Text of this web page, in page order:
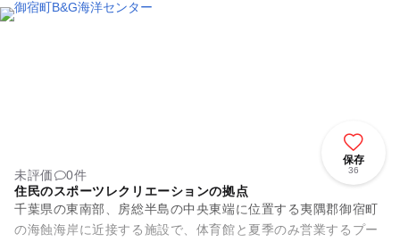
保存
36
未評価
0件
住民のスポーツレクリエーションの拠点
千葉県の東南部、房総半島の中央東端に位置する夷隅郡御宿町
の海蝕海岸に近接する施設で、体育館と夏季のみ営業するプー